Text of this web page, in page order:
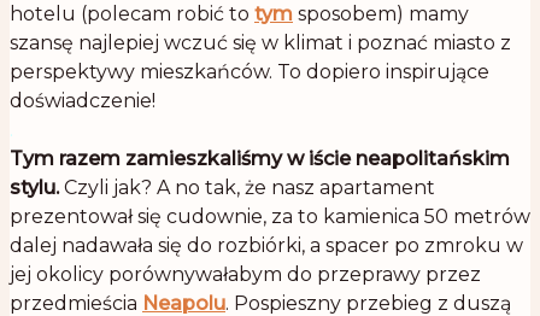
hotelu (polecam robić to tym sposobem) mamy
szansę najlepiej wczuć się w klimat i poznać miasto z
perspektywy mieszkańców. To dopiero inspirujące
doświadczenie!
.
Tym razem zamieszkaliśmy w iście neapolitańskim
stylu.Czyli jak? A no tak, że nasz apartament
prezentował się cudownie, za to kamienica 50 metrów
dalej nadawała się do rozbiórki, a spacer po zmroku w
jej okolicy porównywałabym do przeprawy przez
przedmieścia Neapolu. Pospieszny przebieg z duszą